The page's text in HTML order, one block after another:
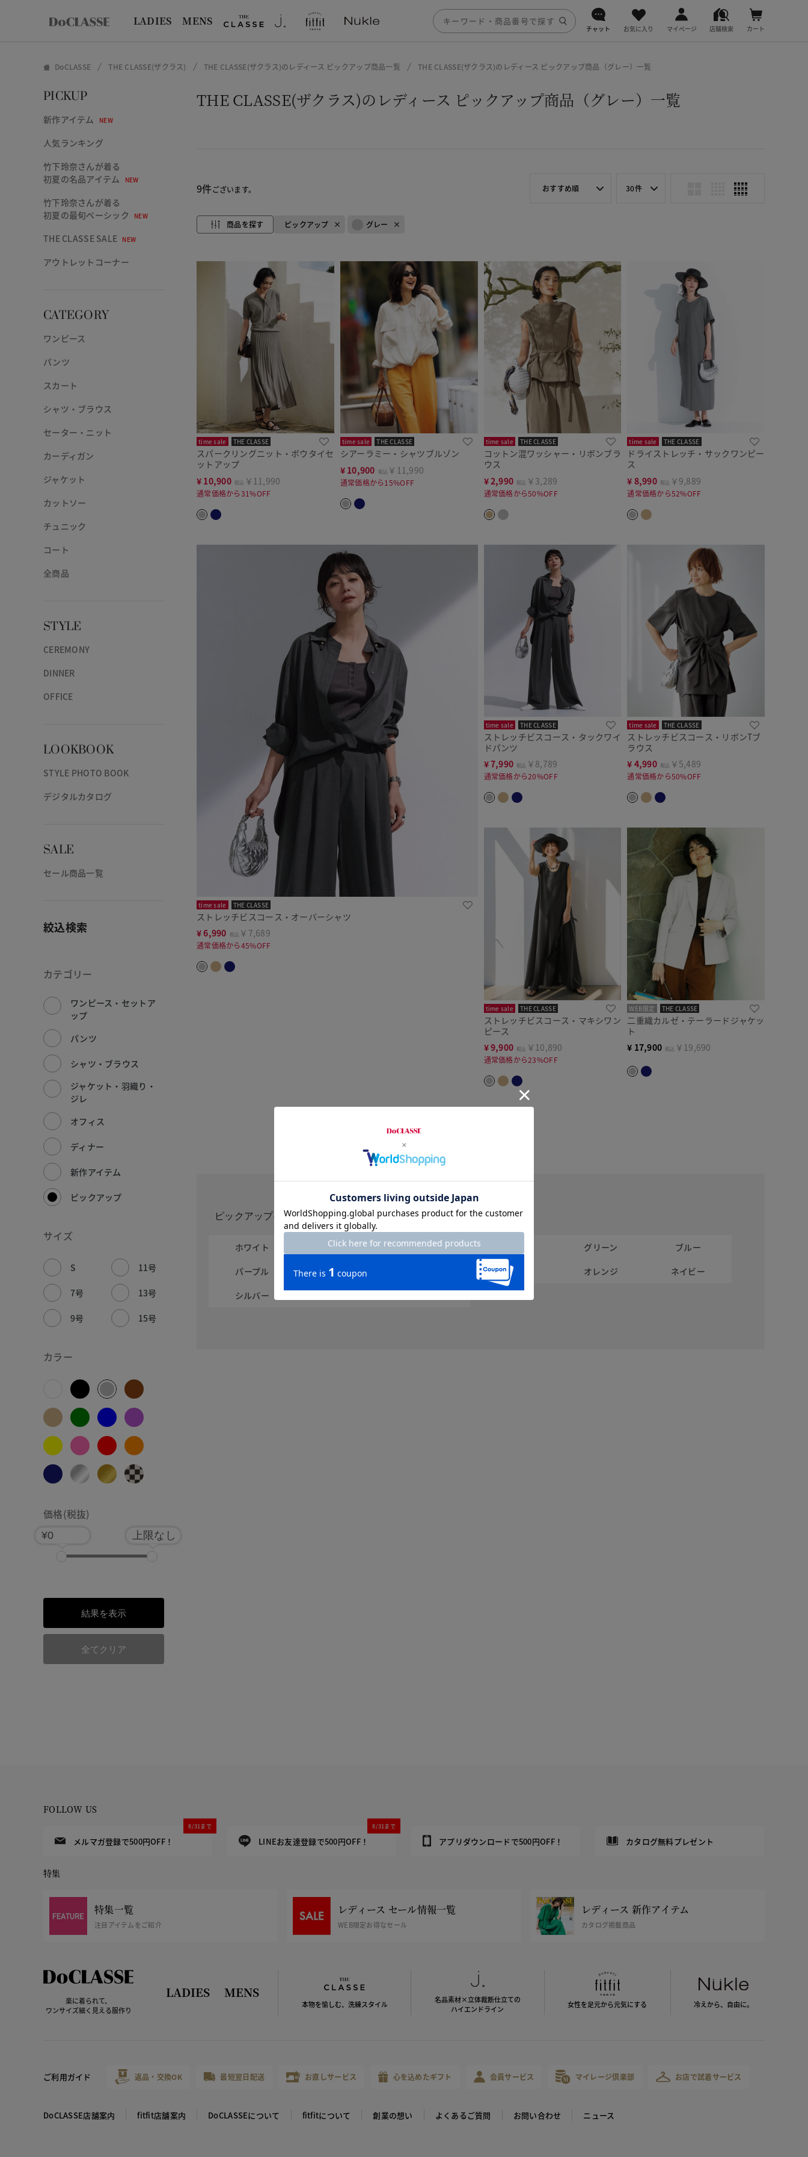
LADIES MENS
チャット お気に入り マイページ 店舗検索 カート
DoCLASSE THE CLASSE(ザクラス) THE CLASSE(ザクラス)のレディース ピックアップ商品一覧 THE CLASSE(ザクラス)のレディース ピックアップ商品（グレー）一覧
PICKUP
新作アイテム NEW
人気ランキング
竹下玲奈さんが着る
初夏の名品アイテム
NEW
竹下玲奈さんが着る
初夏の最旬ベーシック
NEW
THE CLASSE SALE NEW
アウトレットコーナー
CATEGORY
ワンピース
パンツ
スカート
シャツ・ブラウス
セーター・ニット
カーディガン
ジャケット
カットソー
チュニック
コート
全商品
STYLE
CEREMONY
DINNER
OFFICE
LOOKBOOK
STYLE PHOTO BOOK
デジタルカタログ
SALE
セール商品一覧
絞込検索
カテゴリー
ワンピース・セットア
ップ
パンツ
シャツ・ブラウス
ジャケット・羽織り・
ジレ
オフィス
ディナー
新作アイテム
ピックアップ
サイズ
S
7号
9号
11号
13号
15号
カラー
価格(税抜)
¥0 上限なし
結果を表示
全てクリア
THE CLASSE(ザクラス)のレディース ピックアップ商品（グレー）一覧
9件ございます。 おすすめ順 30件
商品を探す ピックアップ グレー
time sale THE CLASSE
スパークリングニット・ボウタイセ
ットアップ
¥ 10,900 税込 ￥11,990
通常価格から31%OFF
time sale THE CLASSE
シアーラミー・シャツブルゾン
¥ 10,900 税込 ￥11,990
通常価格から15%OFF
time sale THE CLASSE
コットン混ワッシャー・リボンブラ
ウス
¥2,990 税込 ￥3,289
通常価格から50%OFF
time sale THE CLASSE
ドライストレッチ・サックワンピー
ス
¥ 8,990 税込 ￥9,889
通常価格から52%OFF
time sale THE CLASSE
ストレッチビスコース・オーバーシャツ
¥6,990 税込 ￥7,689
通常価格から45%OFF
time sale THE CLASSE
ストレッチビスコース・タックワイ
ドパンツ
¥7,990 税込 ￥8,789
通常価格から20%OFF
time sale THE CLASSE
ストレッチビスコース・リボンTブ
ラウス
¥ 4,990 税込 ￥5,489
通常価格から50%OFF
time sale THE CLASSE
ストレッチビスコース・マキシワン
ピース
¥9,900 税込 ￥10,890
通常価格から23%OFF
WEB限定 THE CLASSE
二重織カルゼ・テーラードジャケッ
ト
¥ 17,900 税込 ￥19,690
ピックアップのおすすめカラー
ホワイト ブラック ブラウン グリーン
ブルー
パープル
イエロー レッド オレンジ
ネイビー
シルバー
FOLLOW US
メルマガ登録で500円OFF！
8/31まで
LINEお友達登録で500円OFF！
8/31まで
アプリダウンロードで500円OFF！ カタログ無料プレゼント
特集
特集一覧
注目アイテムをご紹介
レディース セール情報一覧
WEB限定お得なセール
レディース 新作アイテム
カタログ掲載商品
楽に着られて、
ワンサイズ細く見える服作り
LADIES MENS
本物を愉しむ、洗練スタイル
名品素材×立体裁断仕立ての
ハイエンドライン
女性を足元から元気にする 冷えから、 自由に。
ご利用ガイド 返品・交換OK 最短翌日配送 お直しサービス 心を込めたギフト 会員サービス マイレージ倶楽部 お店で試着サービス
DoCLASSE店舗案内 fitfit店舗案内 DoCLASSEについて fitfitについて 創業の想い よくあるご質問 お問い合わせ ニュース